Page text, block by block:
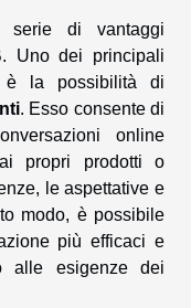
di vantaggi
Uno dei principali
è la possibilità di
. Esso consente di
online
propri prodotti o
le aspettative e
modo, è possibile
più efficaci e
alle esigenze dei